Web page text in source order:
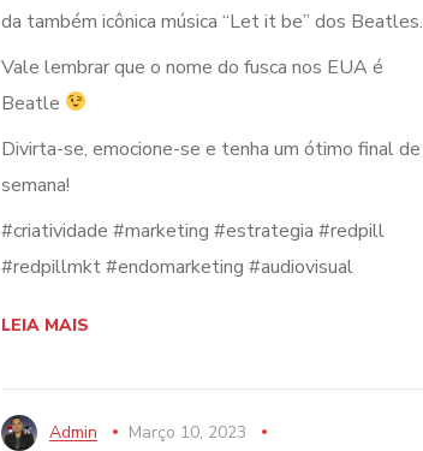
da também icônica música “Let it be” dos Beatles.
Vale lembrar que o nome do fusca nos EUA é
Beatle
Divirta-se, emocione-se e tenha um ótimo final de
semana!
#criatividade #marketing #estrategia #redpill
#redpillmkt #endomarketing #audiovisual
LEIA MAIS
Admin
Março 10, 2023